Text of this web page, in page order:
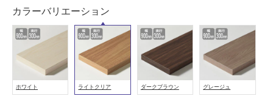
カラーバリエーション
ホワイト ライトクリア ダークブラウン グレージュ
外
壁・
浴
室
壁